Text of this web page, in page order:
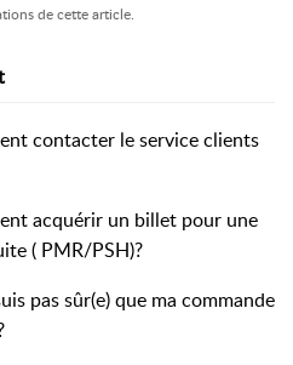
de cette article.
contacter le service clients
acquérir un billet pour une
( PMR/PSH)?
pas sûr(e) que ma commande